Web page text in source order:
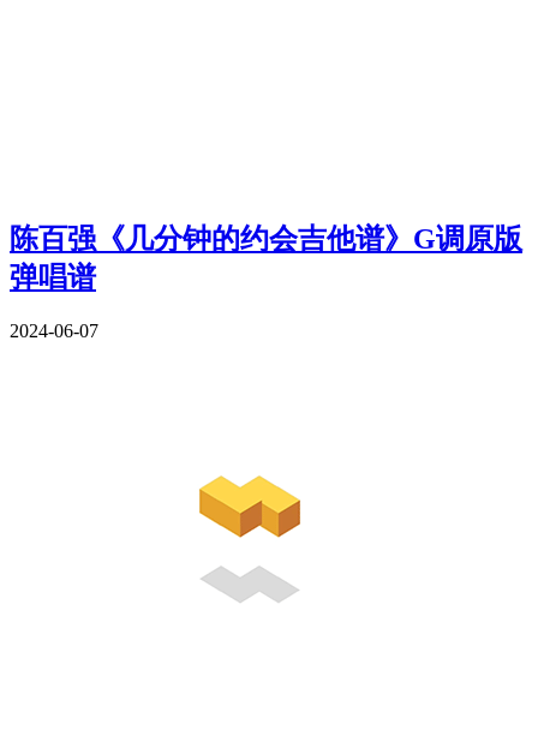
陈百强《几分钟的约会吉他谱》G调原版
弹唱谱
2024-06-07